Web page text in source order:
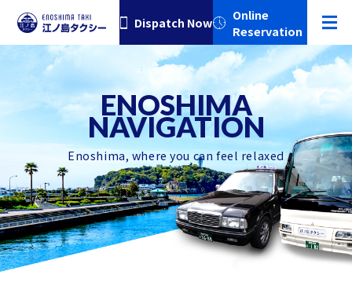
Dispatch Now
Online
Reservation
Enoshima, where you can feel relaxed